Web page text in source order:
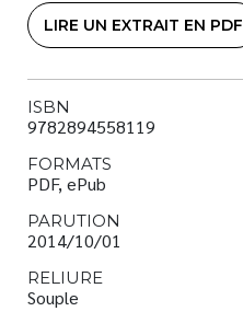
LIRE UN EXTRAIT EN PDF
ISBN
9782894558119
FORMATS
PDF, ePub
PARUTION
2014/10/01
RELIURE
Souple